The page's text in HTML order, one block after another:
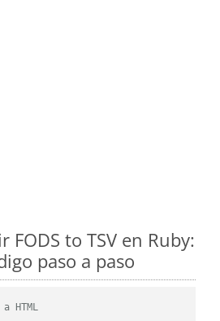
FODS to TSV en Ruby:
paso a paso
HTML